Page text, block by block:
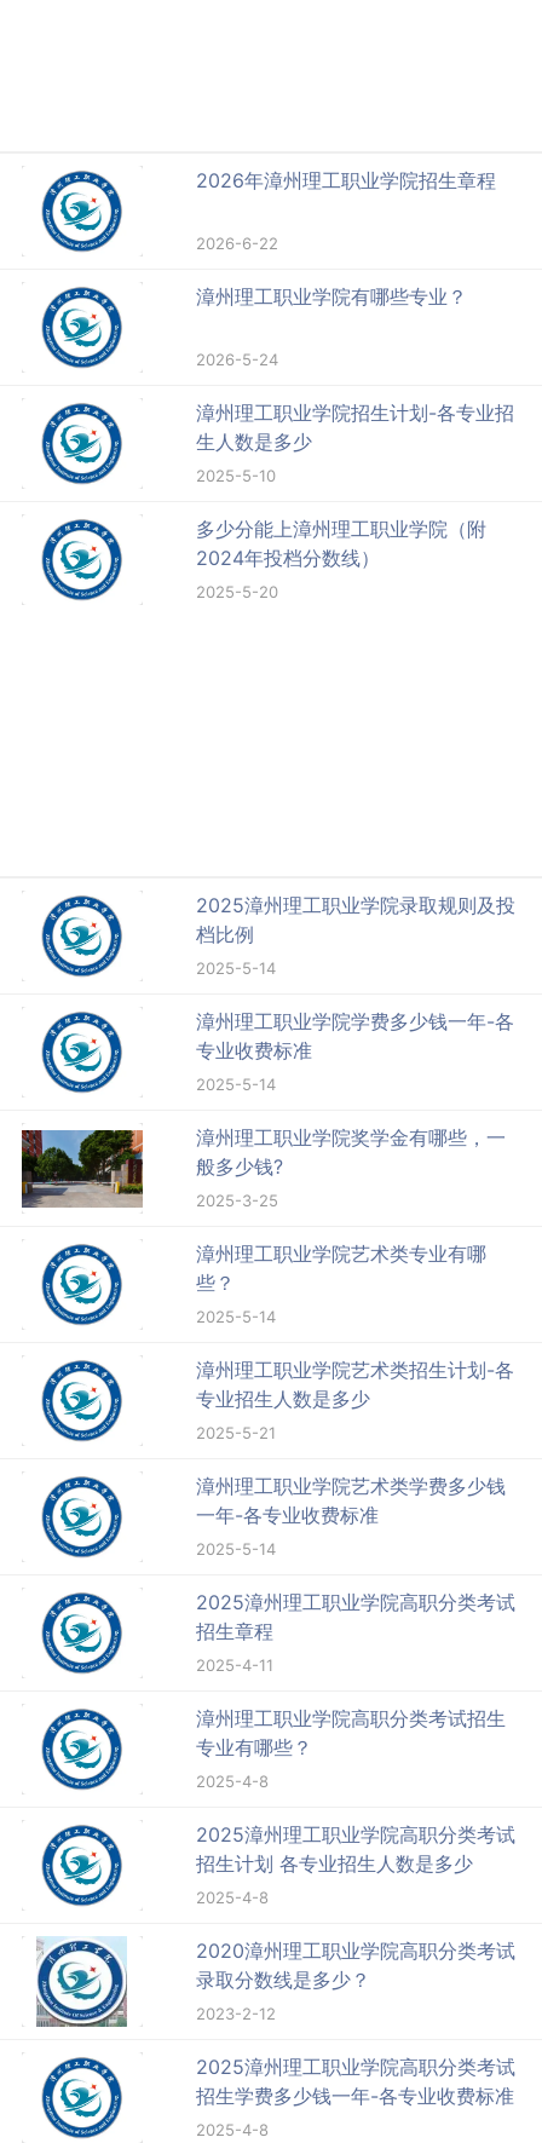
2026年漳州理工职业学院招生章程
2026-6-22
漳州理工职业学院有哪些专业？
2026-5-24
漳州理工职业学院招生计划-各专业招
生人数是多少
2025-5-10
多少分能上漳州理工职业学院（附
2024年投档分数线）
2025-5-20
2025漳州理工职业学院录取规则及投
档比例
2025-5-14
漳州理工职业学院学费多少钱一年-各
专业收费标准
2025-5-14
漳州理工职业学院奖学金有哪些，一
般多少钱?
2025-3-25
漳州理工职业学院艺术类专业有哪
些？
2025-5-14
漳州理工职业学院艺术类招生计划-各
专业招生人数是多少
2025-5-21
漳州理工职业学院艺术类学费多少钱
一年-各专业收费标准
2025-5-14
2025漳州理工职业学院高职分类考试
招生章程
2025-4-11
漳州理工职业学院高职分类考试招生
专业有哪些？
2025-4-8
2025漳州理工职业学院高职分类考试
招生计划 各专业招生人数是多少
2025-4-8
2020漳州理工职业学院高职分类考试
录取分数线是多少？
2023-2-12
2025漳州理工职业学院高职分类考试
招生学费多少钱一年-各专业收费标准
2025-4-8